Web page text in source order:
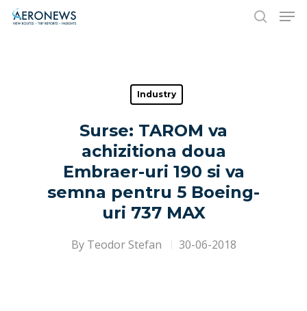
Hit enter to search or ESC to close
Industry
Surse: TAROM va
achizitiona doua
Embraer-uri 190 si va
semna pentru 5 Boeing-
uri 737 MAX
By Teodor Stefan 30-06-2018